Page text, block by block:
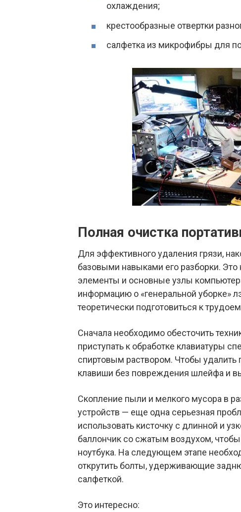
охлаждения;
крестообразные отвертки
салфетка из микрофибры для
Полная очистка
Для эффективного удаления грязи,
базовыми навыками его разборки.
элементы и основные узлы
информацию о «генеральной уборке»
теоретически подготовиться к
Сначала необходимо обесточить
приступать к обработке клавиатуры
спиртовым раствором. Чтобы удалить
клавиши без повреждения шлейфа и
Скопление пыли и мелкого мусора в
устройств — еще одна серьезная
использовать кисточку с длинной и
баллончик со сжатым воздухом,
ноутбука. На следующем этапе
открутить болты, удерживающие
салфеткой.
Это интересно: